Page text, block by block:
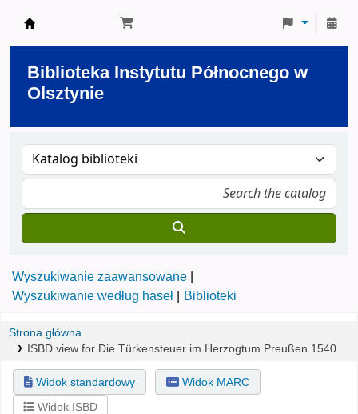
Biblioteka Instytutu Północnego w
Olsztynie
Wyszukiwanie zaawansowane
Wyszukiwanie według haseł
Biblioteki
Strona główna
ISBD view for Die Türkensteuer im Herzogtum Preußen 1540.
Widok standardowy
Widok MARC
Widok ISBD